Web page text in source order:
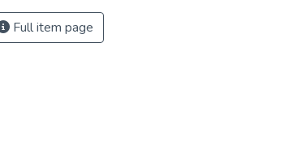
Full item page